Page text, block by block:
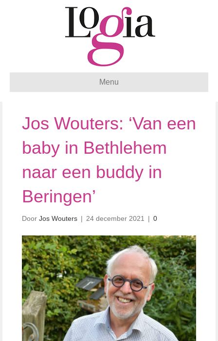
Menu
Jos Wouters: ‘Van een
baby in Bethlehem
naar een buddy in
Beringen’
Door Jos Wouters | 24 december 2021 | 0